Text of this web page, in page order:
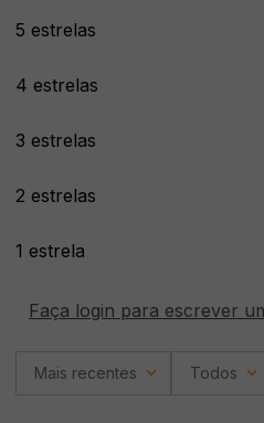
5 estrelas
4 estrelas
3 estrelas
2 estrelas
1 estrela
Faça login para escrever
Mais recentes Todos